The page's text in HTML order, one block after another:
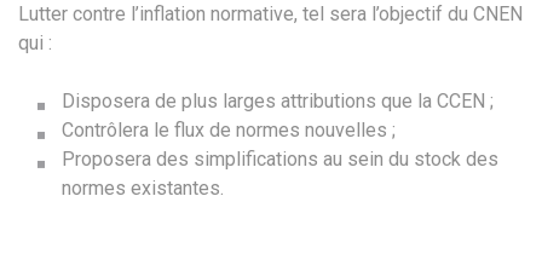
Lutter contre l’inflation normative, tel sera l’objectif du CNEN
qui :
Disposera de plus larges attributions que la CCEN ;
Contrôlera le flux de normes nouvelles ;
Proposera des simplifications au sein du stock des
normes existantes.